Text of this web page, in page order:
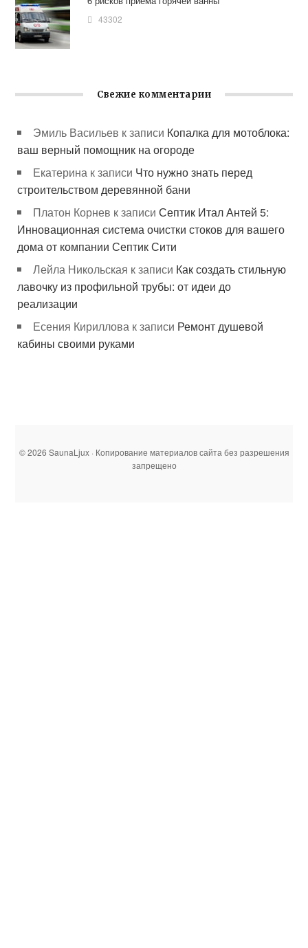
43302
Свежие комментарии
Эмиль Васильев к записи Копалка для мотоблока:
ваш верный помощник на огороде
Екатерина к записи Что нужно знать перед
строительством деревянной бани
Платон Корнев к записиСептик Итал Антей 5:
Инновационная система очистки стоков для вашего
дома от компании Септик Сити
Лейла Никольская к записи Как создать стильную
лавочку из профильной трубы: от идеи до
реализации
Есения Кириллова к записи Ремонт душевой
кабины своими руками
© 2026 SaunaLjux · Копирование материалов сайта без разрешения
запрещено